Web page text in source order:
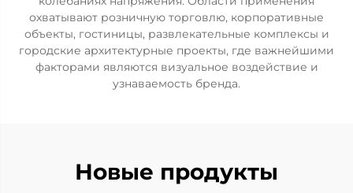
охватывают розничную торговлю, корпоративные
объекты, гостиницы, развлекательные комплексы и
городские архитектурные проекты, где важнейшими
факторами являются визуальное воздействие и
узнаваемость бренда.
Новые продукты